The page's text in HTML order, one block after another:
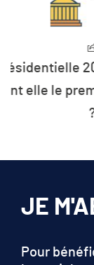
JE
Pour